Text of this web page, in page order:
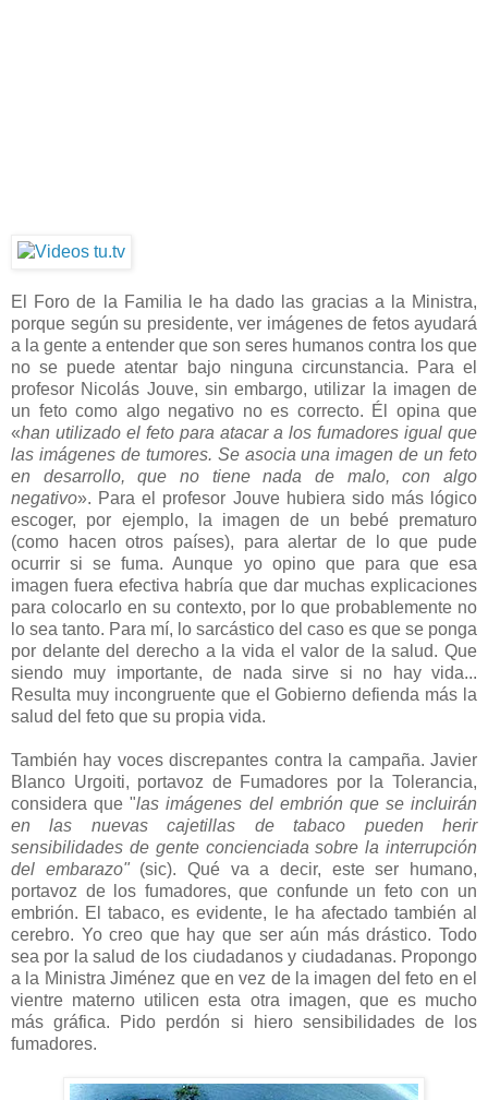
El Foro de la Familia le ha dado las gracias a la Ministra,
porque según su presidente, ver imágenes de fetos ayudará
a la gente a entender que son seres humanos contra los que
no se puede atentar bajo ninguna circunstancia. Para el
profesor Nicolás Jouve, sin embargo, utilizar la imagen de
un feto como algo negativo no es correcto. Él opina que
«han utilizado el feto para atacar a los fumadores igual que
las imágenes de tumores. Se asocia una imagen de un feto
en desarrollo, que no tiene nada de malo, con algo
negativo». Para el profesor Jouve hubiera sido más lógico
escoger, por ejemplo, la imagen de un bebé prematuro
(como hacen otros países), para alertar de lo que pude
ocurrir si se fuma. Aunque yo opino que para que esa
imagen fuera efectiva habría que dar muchas explicaciones
para colocarlo en su contexto, por lo que probablemente no
lo sea tanto. Para mí, lo sarcástico del caso es que se ponga
por delante del derecho a la vida el valor de la salud. Que
siendo muy importante, de nada sirve si no hay vida...
Resulta muy incongruente que el Gobierno defienda más la
salud del feto que su propia vida.
También hay voces discrepantes contra la campaña. Javier
Blanco Urgoiti, portavoz de Fumadores por la Tolerancia,
considera que "las imágenes del embrión que se incluirán
en las nuevas cajetillas de tabaco pueden herir
sensibilidades de gente concienciada sobre la interrupción
del embarazo"(sic). Qué va a decir, este ser humano,
portavoz de los fumadores, que confunde un feto con un
embrión. El tabaco, es evidente, le ha afectado también al
cerebro. Yo creo que hay que ser aún más drástico. Todo
sea por la salud de los ciudadanos y ciudadanas. Propongo
a la Ministra Jiménez que en vez de la imagen del feto en el
vientre materno utilicen esta otra imagen, que es mucho
más gráfica. Pido perdón si hiero sensibilidades de los
fumadores.